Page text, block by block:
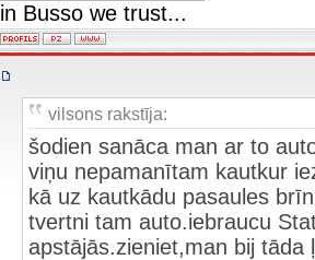
in Busso we trust...
vilsons rakstīja:
šodien sanāca man ar to
viņu nepamanītam kautkur
kā uz kautkādu pasaules
tvertni tam auto.iebraucu
apstājās.zieniet,man bij tāda